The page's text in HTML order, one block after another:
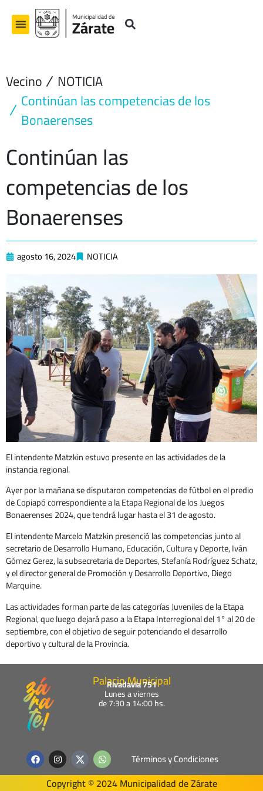
contenido
Vecino NOTICIA
Continúan las competencias de los
Bonaerenses
Continúan las
competencias de los
Bonaerenses
agosto 16, 2024 NOTICIA
El intendente Matzkin estuvo presente en las actividades de la
instancia regional.
Ayer por la mañana se disputaron competencias de fútbol en el predio
de Copiapó correspondiente a la Etapa Regional de los Juegos
Bonaerenses 2024, que tendrá lugar hasta el 31 de agosto.
El intendente Marcelo Matzkin presenció las competencias junto al
secretario de Desarrollo Humano, Educación, Cultura y Deporte, Iván
Gómez Gerez, la subsecretaria de Deportes, Stefanía Rodríguez Schatz,
y el director general de Promoción y Desarrollo Deportivo, Diego
Marquine.
Las actividades forman parte de las categorías Juveniles de la Etapa
Regional, que luego dejará paso a la Etapa Interregional del 1° al 20 de
septiembre, con el objetivo de seguir potenciando el desarrollo
deportivo y cultural de la Provincia.
Palacio Municipal
Rivadavia 751
Lunes a viernes
de 7:30 a 14:00 hs.
F
a
c
e
I
n
s
t
W
h
a
t
Términos y Condiciones
Copyright © 2024 Municipalidad de Zárate